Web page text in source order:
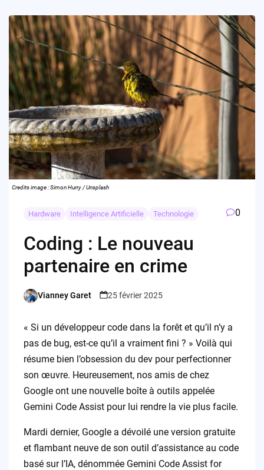
Credits image : Simon Hurry / Unsplash
Hardware Intelligence Artificielle Technologie 0
Coding : Le nouveau
partenaire en crime
Posted
Vianney Garet 25 février 2025
« Si un développeur code dans la forêt et qu’il n’y a
pas de bug, est-ce qu’il a vraiment fini ? » Voilà qui
résume bien l’obsession du dev pour perfectionner
son œuvre. Heureusement, nos amis de chez
Google ont une nouvelle boîte à outils appelée
Gemini Code Assist pour lui rendre la vie plus facile.
Mardi dernier, Google a dévoilé une version gratuite
et flambant neuve de son outil d’assistance au code
basé sur l’IA, dénommée Gemini Code Assist for